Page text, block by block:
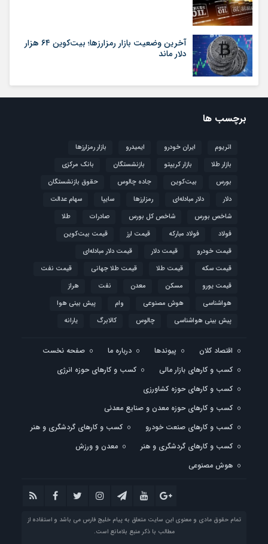
آخرین وضعیت بازار رمزارزها؛ بیت‌کوین ۶۴ هزار
دلار ماند
برچسب ها
اتریوم ایران خودرو ایمیدرو
بازار رمزارزها
بازار طلا
بازار کریپتو بازنشستگان
بانک مرکزی
بورس
بیت‌کوین جاده چالوس
حقوق بازنشستگان
دلار
دلار مبادله‌ای رمزارزها سایپا
سهام عدالت
شاخص بورس
شاخص کل بورس صادرات
طلا
فولاد
فولاد مبارکه قیمت ارز
قیمت بیت‌کوین
قیمت خودرو
قیمت دلار
قیمت دلار مبادله‌ای
قیمت سکه
قیمت طلا قیمت طلا جهانی
قیمت نفت
قیمت یورو
مسکن معدن نفت
هراز
هواشناسی
هوش مصنوعی وام
پیش بینی هوا
پیش بینی هواشناسی
چالوس کالابرگ یارانه
اقتصاد کلان پیوندها درباره ما
صفحه نخست
کسب و کارهای بازار مالی
کسب و کارهای حوزه انرژی
کسب و کارهای حوزه کشاورزی
کسب و کارهای حوزه معدن و صنایع معدنی
کسب و کارهای صنعت خودرو
کسب و کارهای گردشگری و هنر
کسب و کارهای گردشگری و هنر
معدن و ورزش
هوش مصنوعی
تمام حقوق مادی و معنوی این سایت متعلق به پیام خلیج فارس می باشد و استفاده از
مطالب با ذکر منبع بلامانع است.